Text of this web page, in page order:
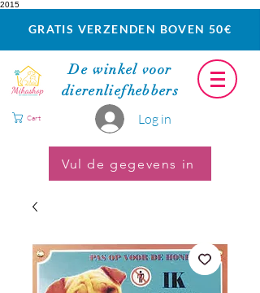
2015
GRATIS VERZENDEN BOVEN 50€
De winkel voor
dierenliefhebbers
Log in
Cart
Vul de gegevens in